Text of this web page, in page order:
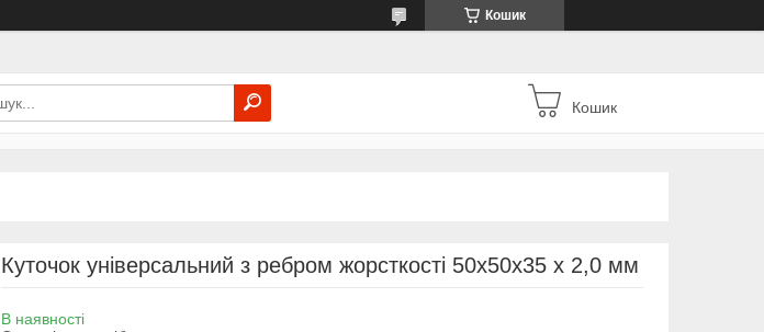
Кошик
Кошик
Куточок універсальний з ребром жорсткості 50х50х35 х 2,0 мм
В наявності